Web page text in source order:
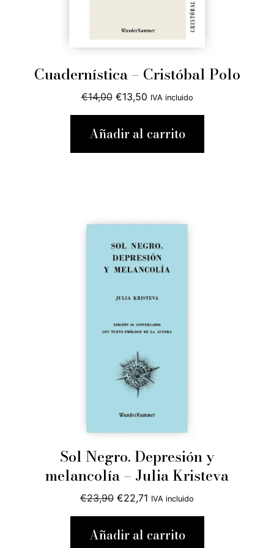
Cuadernística – Cristóbal Polo
€14,00 El
precio
original
€13,50El
precio
actual
IVA incluido
Añadir al carrito
Sol Negro. Depresión y
melancolía – Julia Kristeva
€23,90 El
precio
original
€22,71 El
precio
actual
IVA incluido
Añadir al carrito